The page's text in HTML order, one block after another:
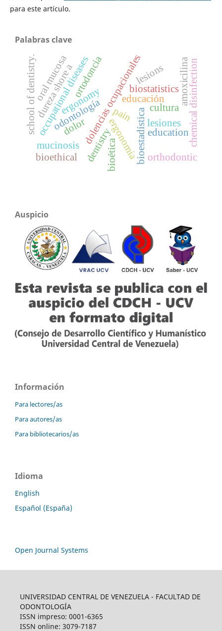
para este artículo.
Palabras clave
ergonomía
dolencias ocupacionales
dolor
odontología
ergonomy
occupational diseases pain
dentistry bioestadística
educación
biostatistics
education
school of dentistry. amoxicilina
mucinosis
dureza shore a chemical disinfection
ortodoncia
orthodontic
lesiones
lesions
oral mucosa
bioética
cultura
bioethical
Auspicio
Información
Para lectores/as
Para autores/as
Para bibliotecarios/as
Idioma
English
Español (España)
Open Journal Systems
UNIVERSIDAD CENTRAL DE VENEZUELA - FACULTAD DE
ODONTOLOGÍA
ISSN impreso: 0001-6365
ISSN online: 3079-7187